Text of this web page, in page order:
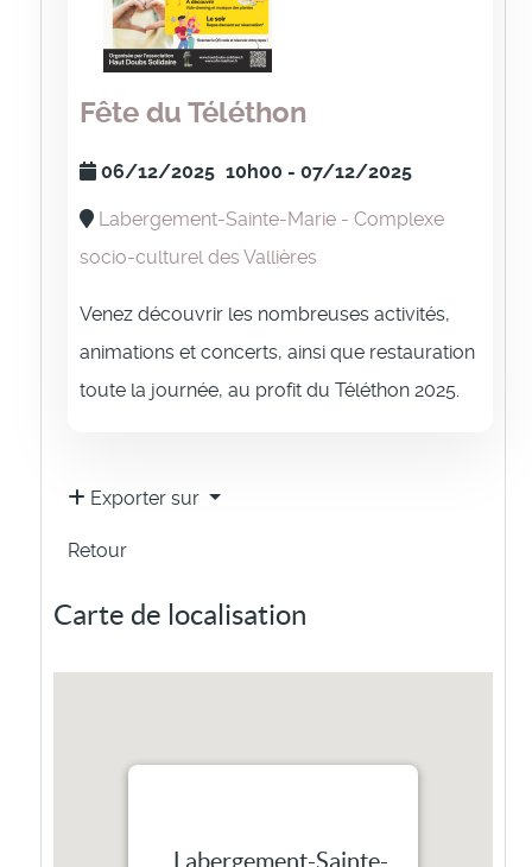
Fête du Téléthon
06/12/2025 10h00 - 07/12/2025
Labergement-Sainte-Marie - Complexe
socio-culturel des Vallières
Venez découvrir les nombreuses activités,
animations et concerts, ainsi que restauration
toute la journée, au profit du Téléthon 2025.
Exporter sur
Retour
Carte de localisation
Labergement-Sainte-